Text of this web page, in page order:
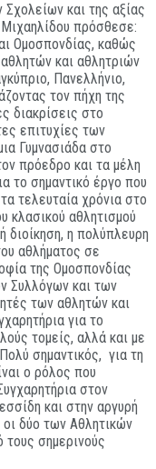
και της αξίας
πρόσθεσε:
Ομοσπονδίας, καθώς
και αθλητριών
Πανελλήνιο,
τον πήχη της
διακρίσεις στο
επιτυχίες των
Γυμνασιάδα στο
πρόεδρο και τα μέλη
το σημαντικό έργο που
τελευταία χρόνια στο
κλασικού αθλητισμού
διοίκηση, η πολύπλευρη
αθλήματος σε
της Ομοσπονδίας
Συλλόγων και των
των αθλητών και
για το
τομείς, αλλά και με
σημαντικός, για τη
ο ρόλος που
στον
και στην αργυρή
οι δύο των Αθλητικών
σημερινούς